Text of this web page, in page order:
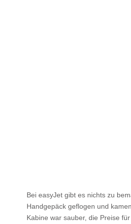
Bei easyJet gibt es nichts zu
Handgepäck geflogen und
Kabine war sauber, die Preise